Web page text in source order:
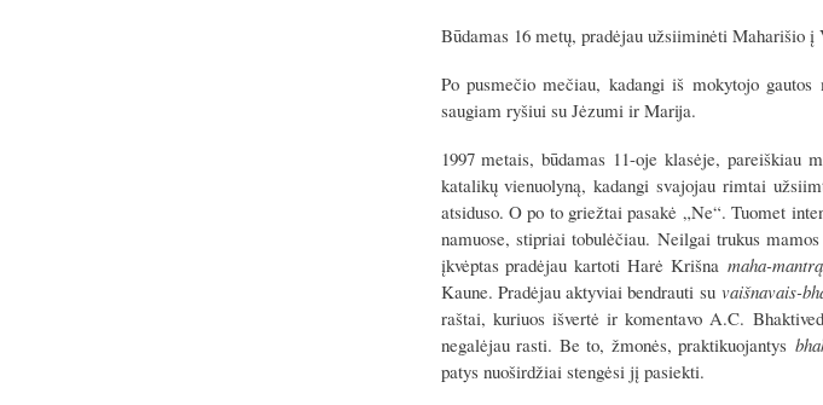
Būdamas 16 metų, pradėjau užsiiminėti Maharišio į
Po pusmečio mečiau, kadangi iš mokytojo
saugiam ryšiui su Jėzumi ir Marija.
1997 metais, būdamas 11-oje klasėje, pareiškiau
katalikų vienuolyną, kadangi svajojau rimtai
atsiduso. O po to griežtai pasakė „Ne“. Tuomet
namuose, stipriai tobulėčiau. Neilgai trukus
įkvėptas pradėjau kartoti Harė Krišnamaha-
Kaune. Pradėjau aktyviai bendrauti su vaišnavais-
raštai, kuriuos išvertė ir komentavo A.C.
negalėjau rasti. Be to, žmonės, praktikuojantys
patys nuoširdžiai stengėsi jį pasiekti.